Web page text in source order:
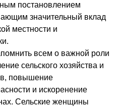
постановлением
значительный вклад
местности и
всем о важной роли
сельского хозяйства и
повышение
и искоренение
Сельские женщины